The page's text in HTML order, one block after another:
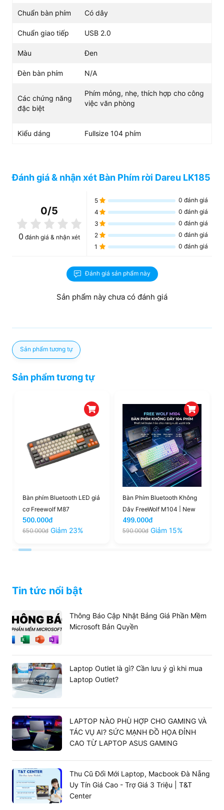
Chuẩn bàn phím Có dây
Chuẩn giao tiếp USB 2.0
Màu Đen
Đèn bàn phím N/A
Các chứng năng
đặc biệt
Phím mỏng, nhẹ, thích hợp cho công
việc văn phòng
Kiểu dáng Fullsize 104 phím
Đánh giá & nhận xét Bàn Phím rời Dareu LK185
0/5
0 đánh giá & nhận xét
5 0 đánh giá
4
0 đánh giá
3
0 đánh giá
2
0 đánh giá
1
0 đánh giá
Đánh giá sản phẩm này
Sản phẩm này chưa có đánh giá
Sản phẩm tương tự
Sản phẩm tương tự
Bàn phím Bluetooth LED giả
cơ Freewolf M87
500.000đ
650.000đ Giảm 23%
Bàn Phím Bluetooth Không
Dây FreeWolf M104 | New
499.000đ
590.000đ Giảm 15%
Tin tức nổi bật
Thông Báo Cập Nhật Bảng Giá Phần Mềm
Microsoft Bản Quyền
Laptop Outlet là gì? Cần lưu ý gì khi mua
Laptop Outlet?
LAPTOP NÀO PHÙ HỢP CHO GAMING VÀ
TÁC VỤ AI? SỨC MẠNH ĐỒ HỌA ĐỈNH
CAO TỪ LAPTOP ASUS GAMING
Thu Cũ Đổi Mới Laptop, Macbook Đà Nẵng
Uy Tín Giá Cao - Trợ Giá 3 Triệu | T&T
Center